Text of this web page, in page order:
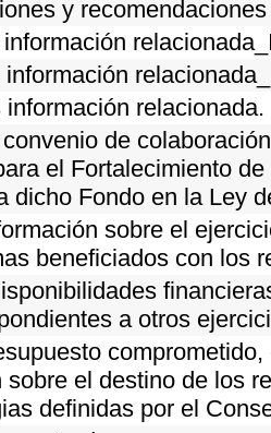
y
de
el Fortalecimiento
dicho Fondo en la Ley
sobre el
beneficiados con los
a otros
sobre el destino de los
definidas por el